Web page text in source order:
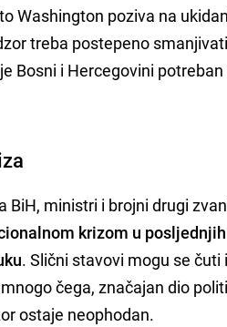
Washington poziva na
treba postepeno
Bosni i Hercegovini
BiH, ministri i brojni drugi
krizom u
. Slični stavovi mogu se
čega, značajan dio
ostaje neophodan.